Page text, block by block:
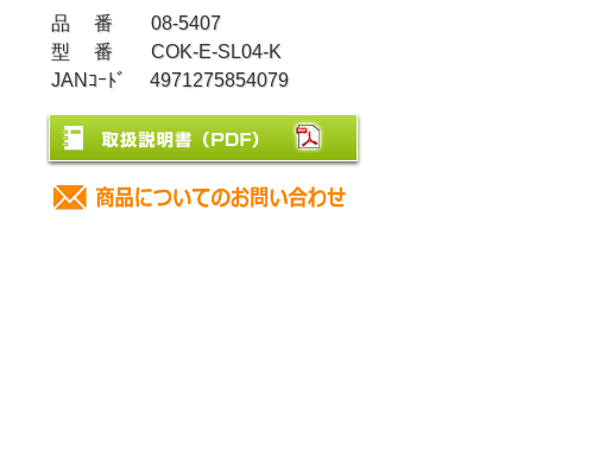
品 番 08-5407
型 番 COK-E-SL04-K
JANｺｰﾄﾞ 4971275854079